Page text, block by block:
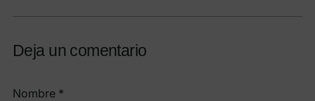
Deja un comentario
Nombre *